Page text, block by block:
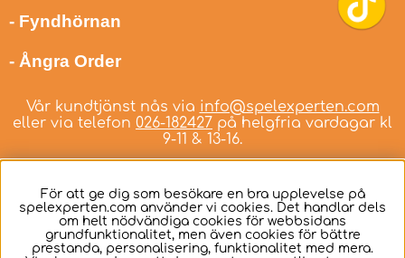
- Fyndhörnan
- Ångra Order
Vår kundtjänst nås via info@spelexperten.com
eller via telefon 026-182427 på helgfria vardagar kl
9-11 & 13-16.
Svenska
För att ge dig som besökare en bra upplevelse på
spelexperten.com använder vi cookies. Det handlar dels
om helt nödvändiga cookies för webbsidans
grundfunktionalitet, men även cookies för bättre
prestanda, personalisering, funktionalitet med mera.